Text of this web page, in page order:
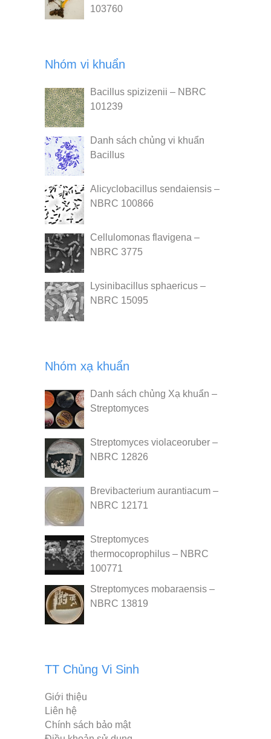
103760
Nhóm vi khuẩn
Bacillus spizizenii – NBRC
101239
Danh sách chủng vi khuẩn
Bacillus
Alicyclobacillus sendaiensis –
NBRC 100866
Cellulomonas flavigena –
NBRC 3775
Lysinibacillus sphaericus –
NBRC 15095
Nhóm xạ khuẩn
Danh sách chủng Xạ khuẩn –
Streptomyces
Streptomyces violaceoruber –
NBRC 12826
Brevibacterium aurantiacum –
NBRC 12171
Streptomyces
thermocoprophilus – NBRC
100771
Streptomyces mobaraensis –
NBRC 13819
TT Chủng Vi Sinh
Giới thiệu
Liên hệ
Chính sách bảo mật